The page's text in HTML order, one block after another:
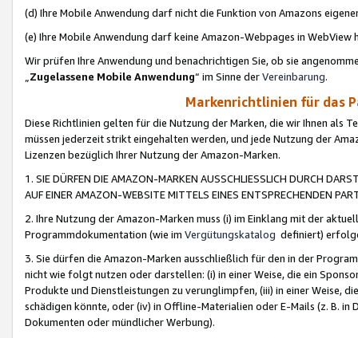
(d) Ihre Mobile Anwendung darf nicht die Funktion von Amazons
(e) Ihre Mobile Anwendung darf keine Amazon-Webpages in WebView
Wir prüfen Ihre Anwendung und benachrichtigen Sie, ob sie
„Zugelassene Mobile Anwendung“ im Sinne derVereinbarung.
Markenrichtlinien für das
Diese Richtlinien gelten für die Nutzung der Marken, die wir Ihnen als
müssen jederzeit strikt eingehalten werden, und jede Nutzung der
Lizenzen bezüglich Ihrer Nutzung der Amazon-Marken.
1. SIE DÜRFEN DIE AMAZON-MARKEN AUSSCHLIESSLICH DURCH
AUF EINER AMAZON-WEBSITE MITTELS EINES ENTSPRECHENDEN
2. Ihre Nutzung der Amazon-Marken muss (i) im Einklang mit der
Programmdokumentation (wie im Vergütungskatalog definiert)
3. Sie dürfen die Amazon-Marken ausschließlich für den in der
nicht wie folgt nutzen oder darstellen: (i) in einer Weise, die ein
Produkte und Dienstleistungen zu verunglimpfen, (iii) in einer Weise,
schädigen könnte, oder (iv) in Offline-Materialien oder E-Mails (z. B. in
Dokumenten oder mündlicher Werbung).